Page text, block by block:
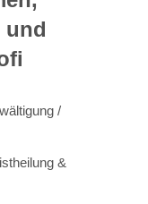
und
/
&